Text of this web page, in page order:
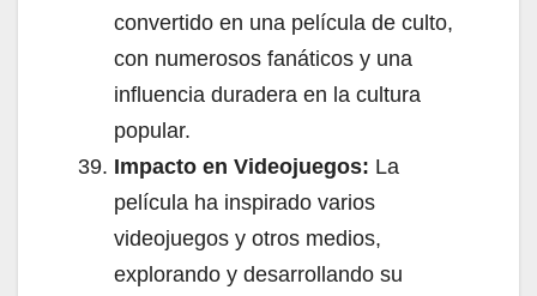
convertido en una película de culto,
con numerosos fanáticos y una
influencia duradera en la cultura
popular.
Impacto en Videojuegos: La
película ha inspirado varios
videojuegos y otros medios,
explorando y desarrollando su